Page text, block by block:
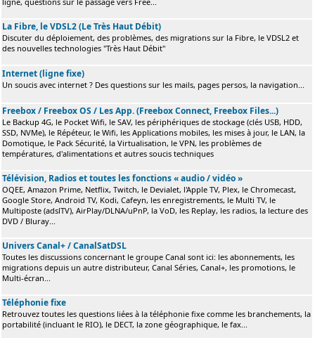
La Fibre, le VDSL2 (Le Très Haut Débit)
Discuter du déploiement, des problèmes, des migrations sur la Fibre, le VDSL2 et
des nouvelles technologies "Très Haut Débit"
Internet (ligne fixe)
Un soucis avec internet ? Des questions sur les mails, pages persos, la navigation...
Freebox / Freebox OS / Les App. (Freebox Connect, Freebox Files...)
Le Backup 4G, le Pocket Wifi, le SAV, les périphériques de stockage (clés USB, HDD,
SSD, NVMe), le Répéteur, le Wifi, les Applications mobiles, les mises à jour, le LAN, la
Domotique, le Pack Sécurité, la Virtualisation, le VPN, les problèmes de
températures, d'alimentations et autres soucis techniques
Télévision, Radios et toutes les fonctions « audio / vidéo »
OQEE, Amazon Prime, Netflix, Twitch, le Devialet, l'Apple TV, Plex, le Chromecast,
Google Store, Android TV, Kodi, Cafeyn, les enregistrements, le Multi TV, le
Multiposte (adslTV), AirPlay/DLNA/uPnP, la VoD, les Replay, les radios, la lecture des
DVD / Bluray...
Univers Canal+ / CanalSatDSL
Toutes les discussions concernant le groupe Canal sont ici: les abonnements, les
migrations depuis un autre distributeur, Canal Séries, Canal+, les promotions, le
Multi-écran...
Téléphonie fixe
Retrouvez toutes les questions liées à la téléphonie fixe comme les branchements, la
portabilité (incluant le RIO), le DECT, la zone géographique, le fax...